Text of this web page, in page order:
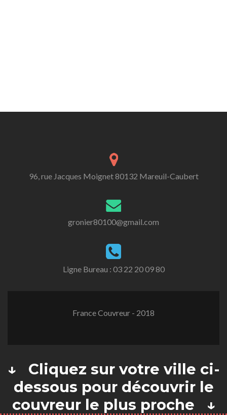
96, rue Jacques Moignet 80132 Mareuil-Caubert
gronier80100@gmail.com
Ligne Bureau : 03 22 20 09 80
France Couvreur - 2018
↓ Cliquez sur votre ville ci-
dessous pour découvrir le
couvreur le plus proche ↓